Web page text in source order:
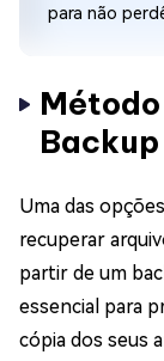
para não
Backup
Uma das
recuperar
partir de um
essencial para
cópia dos seus